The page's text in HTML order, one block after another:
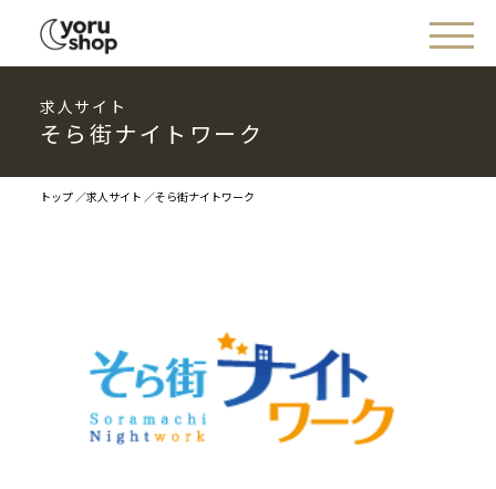
求人サイト
そら街ナイトワーク
トップ 求人サイト そら街ナイトワーク